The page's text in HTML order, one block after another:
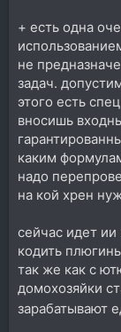
+ есть одна
не
задач.
этого есть
вносишь
каким
надо
на кой хрен
сейчас идет ии
кодить
так же как с
домохозяйки
зарабатывают